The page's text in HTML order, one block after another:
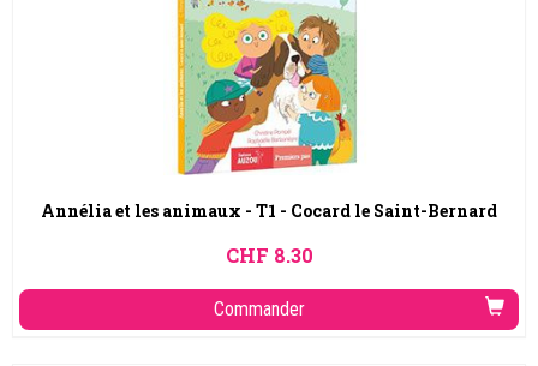
Annélia et les animaux - T1 - Cocard le Saint-Bernard
CHF 8.30
Commander